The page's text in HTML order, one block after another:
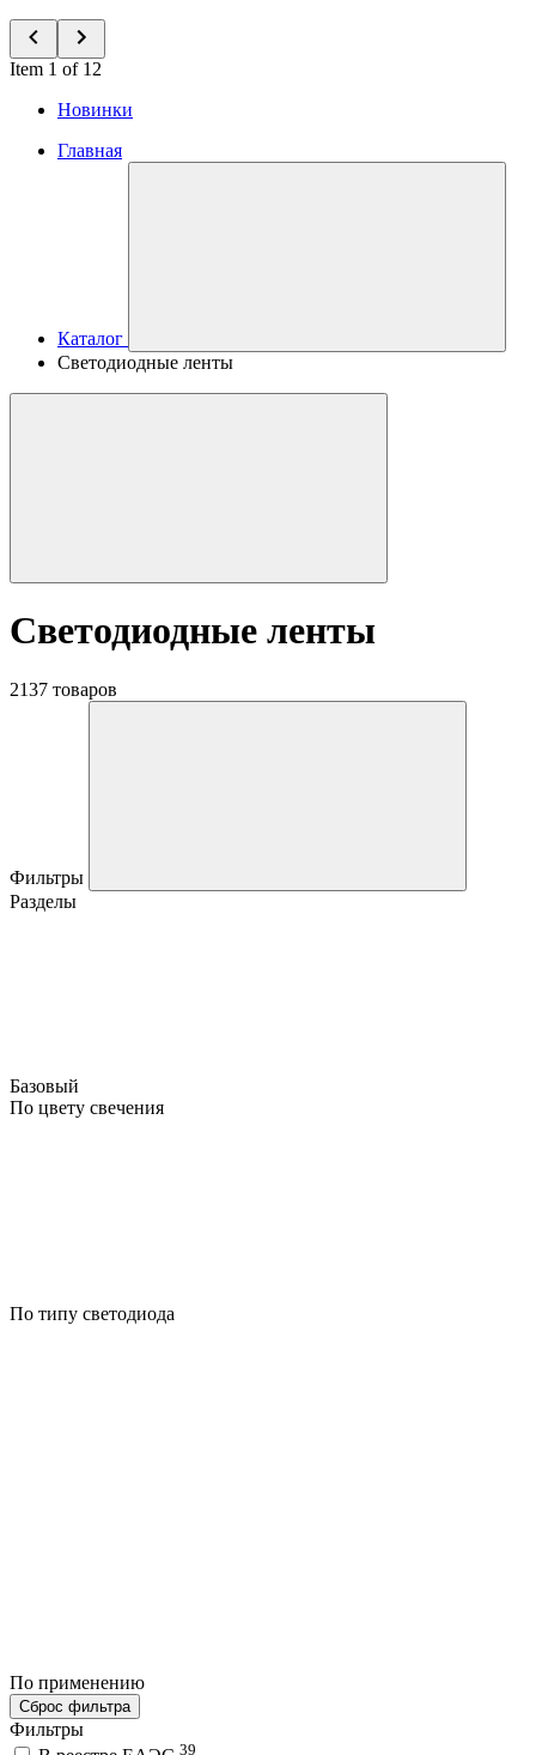
Item 1 of 12
Новинки
Главная
Каталог
Светодиодные ленты
Светодиодные ленты
2137 товаров
Фильтры
Разделы
Базовый
По цвету свечения
По типу светодиода
По применению
Сброс фильтра
Фильтры
39